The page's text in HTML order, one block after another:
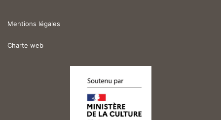
Mentions légales
Charte web